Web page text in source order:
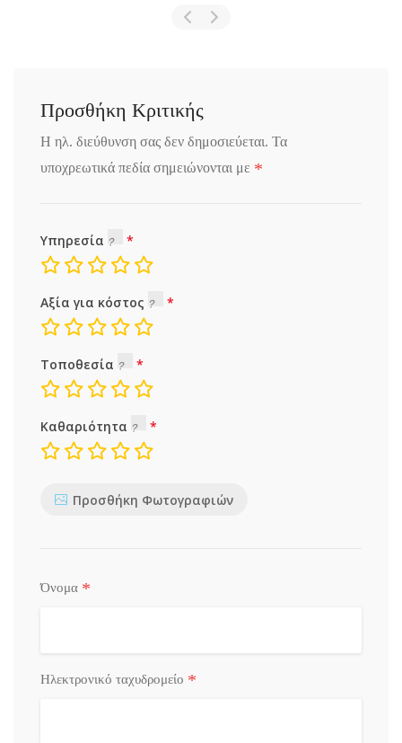
Προσθήκη Κριτικής
Η ηλ. διεύθυνση σας δεν δημοσιεύεται. Τα
υποχρεωτικά πεδία σημειώνονται με *
Υπηρεσία
Αξία για κόστος
Τοποθεσία
Καθαριότητα
Προσθήκη Φωτογραφιών
Όνομα *
Ηλεκτρονικό ταχυδρομείο *